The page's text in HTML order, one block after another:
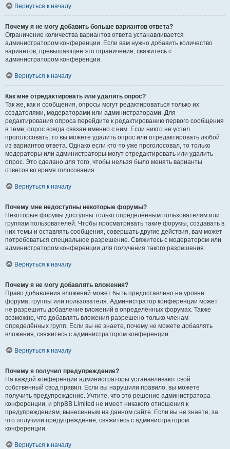
Вернуться к началу
Почему я не могу добавить больше вариантов ответа?
Ограничение количества вариантов ответа устанавливается
администратором конференции. Если вам нужно добавить количество
вариантов, превышающее это ограничение, свяжитесь с
администратором конференции.
Вернуться к началу
Как мне отредактировать или удалить опрос?
Так же, как и сообщения, опросы могут редактироваться только их
создателями, модераторами или администраторами. Для
редактирования опроса перейдите к редактированию первого сообщения
в теме; опрос всегда связан именно с ним. Если никто не успел
проголосовать, то вы можете удалить опрос или отредактировать любой
из вариантов ответа. Однако если кто-то уже проголосовал, то только
модераторы или администраторы могут отредактировать или удалить
опрос. Это сделано для того, чтобы нельзя было менять варианты
ответов во время голосования.
Вернуться к началу
Почему мне недоступны некоторые форумы?
Некоторые форумы доступны только определённым пользователям или
группам пользователей. Чтобы просматривать такие форумы, создавать в
них темы и оставлять сообщения, совершать другие действия, вам может
потребоваться специальное разрешение. Свяжитесь с модератором или
администратором конференции для получения такого разрешения.
Вернуться к началу
Почему я не могу добавлять вложения?
Право добавления вложений может быть предоставлено на уровне
форума, группы или пользователя. Администратор конференции может
не разрешить добавление вложений в определённых форумах. Также
возможно, что добавлять вложения разрешено только членам
определённых групп. Если вы не знаете, почему не можете добавлять
вложения, свяжитесь с администратором конференции.
Вернуться к началу
Почему я получил предупреждение?
На каждой конференции администраторы устанавливают свой
собственный свод правил. Если вы нарушили правило, вы можете
получить предупреждение. Учтите, что это решение администратора
конференции, и phpBB Limited не имеет никакого отношения к
предупреждениям, вынесенным на данном сайте. Если вы не знаете, за
что получили предупреждение, свяжитесь с администратором
конференции.
Вернуться к началу